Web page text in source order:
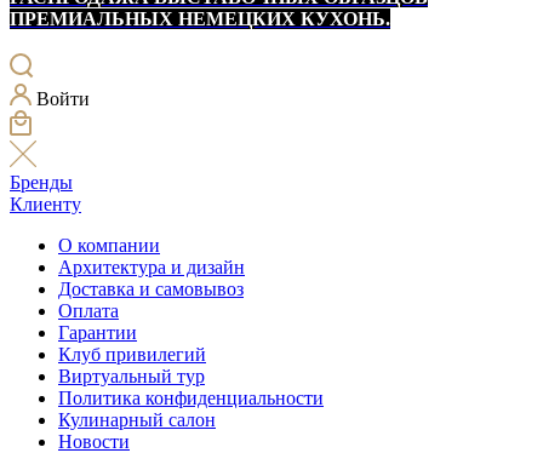
ПРЕМИАЛЬНЫХ НЕМЕЦКИХ КУХОНЬ.
Войти
Бренды
Клиенту
О компании
Архитектура и дизайн
Доставка и самовывоз
Оплата
Гарантии
Клуб привилегий
Виртуальный тур
Политика конфиденциальности
Кулинарный салон
Новости